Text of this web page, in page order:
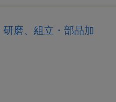
磨、組立・部品加